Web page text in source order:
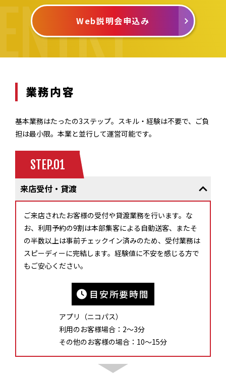
Web説明会申込み
業務内容
基本業務はたったの3ステップ。スキル・経験は不要で、ご負
担は最小限。本業と並行して運営可能です。
STEP.01
来店受付・貸渡
ご来店されたお客様の受付や貸渡業務を行います。な
お、利用予約の9割は本部集客による自動送客、またそ
の半数以上は事前チェックイン済みのため、受付業務は
スピーディーに完結します。経験値に不安を感じる方で
もご安心ください。
目安所要時間
アプリ（ニコパス）
利用のお客様場合：2～3分
その他のお客様の場合：10～15分